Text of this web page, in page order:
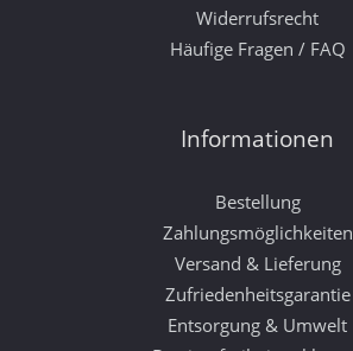
Widerrufsrecht
Häufige Fragen / FAQ
Informationen
Bestellung
Zahlungsmöglichkeiten
Versand & Lieferung
Zufriedenheitsgarantie
Entsorgung & Umwelt